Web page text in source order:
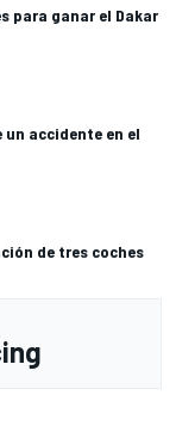
para ganar el Dakar
un accidente en el
de tres coches